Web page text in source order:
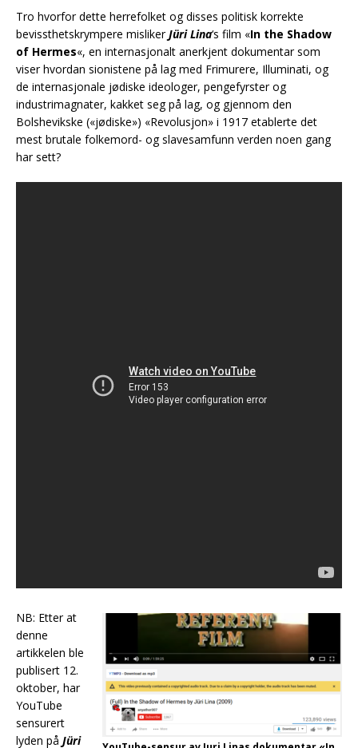
Tro hvorfor dette herrefolket og disses politisk korrekte
bevissthetskrympere mislikerJüri Lina‘s film «In the Shadow
of Hermes«, en internasjonalt anerkjent dokumentar som
viser hvordan sionistene på lag med Frimurere, Illuminati, og
de internasjonale jødiske ideologer, pengefyrster og
industrimagnater, kakket seg på lag, og gjennom den
Bolshevikske («jødiske») «Revolusjon» i 1917 etablerte det
mest brutale folkemord- og slavesamfunn verden noen gang
har sett?
NB: Etter at
denne
artikkelen ble
publisert 12.
oktober, har
YouTube
sensurert
lyden på Jüri